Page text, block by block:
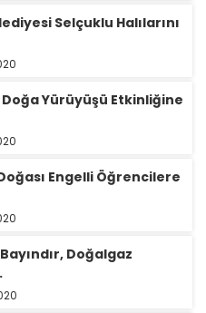
Selçuklu Halılarını
Yürüyüşü Etkinliğine
Engelli Öğrencilere
Doğalgaz